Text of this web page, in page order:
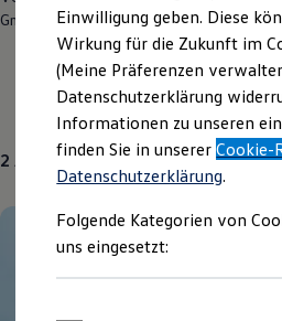
Schnell verfügbare Fahrzeuge
Angebote und Produkte
Aktuelle Angebote
E-Auto-Förderung
Volkswagen Marktplatz
Die ENERGY
Junge Gebrauchtwagen
Volkswagen
Elektromobilität bei
Saisonangebote
Reifenpakete
Leasing
Leasing-Angebote
GmbH & Co. KG Radeberg(Impressum &
2 Angebote
Einwilligung geben. Diese
Wirkung für die Zukunft im
(Meine Präferenzen
Datenschutzerklärung
Informationen zu unseren
finden Sie in unsererCookie-
Datenschutzerklärung.
Folgende Kategorien von
uns eingesetzt: